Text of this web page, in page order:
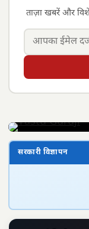
ताज़ा खबरें और
सरकारी विज्ञापन